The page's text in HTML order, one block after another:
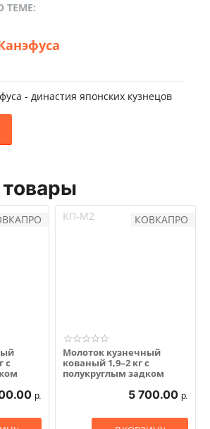
ТЕМЕ:
- династия японских кузнецов
с
р.
КП-М2 КОВКАПРО
Молоток кузнечный
кованый 1,9–2 кг с
полукруглым задком
5 700.00 р.